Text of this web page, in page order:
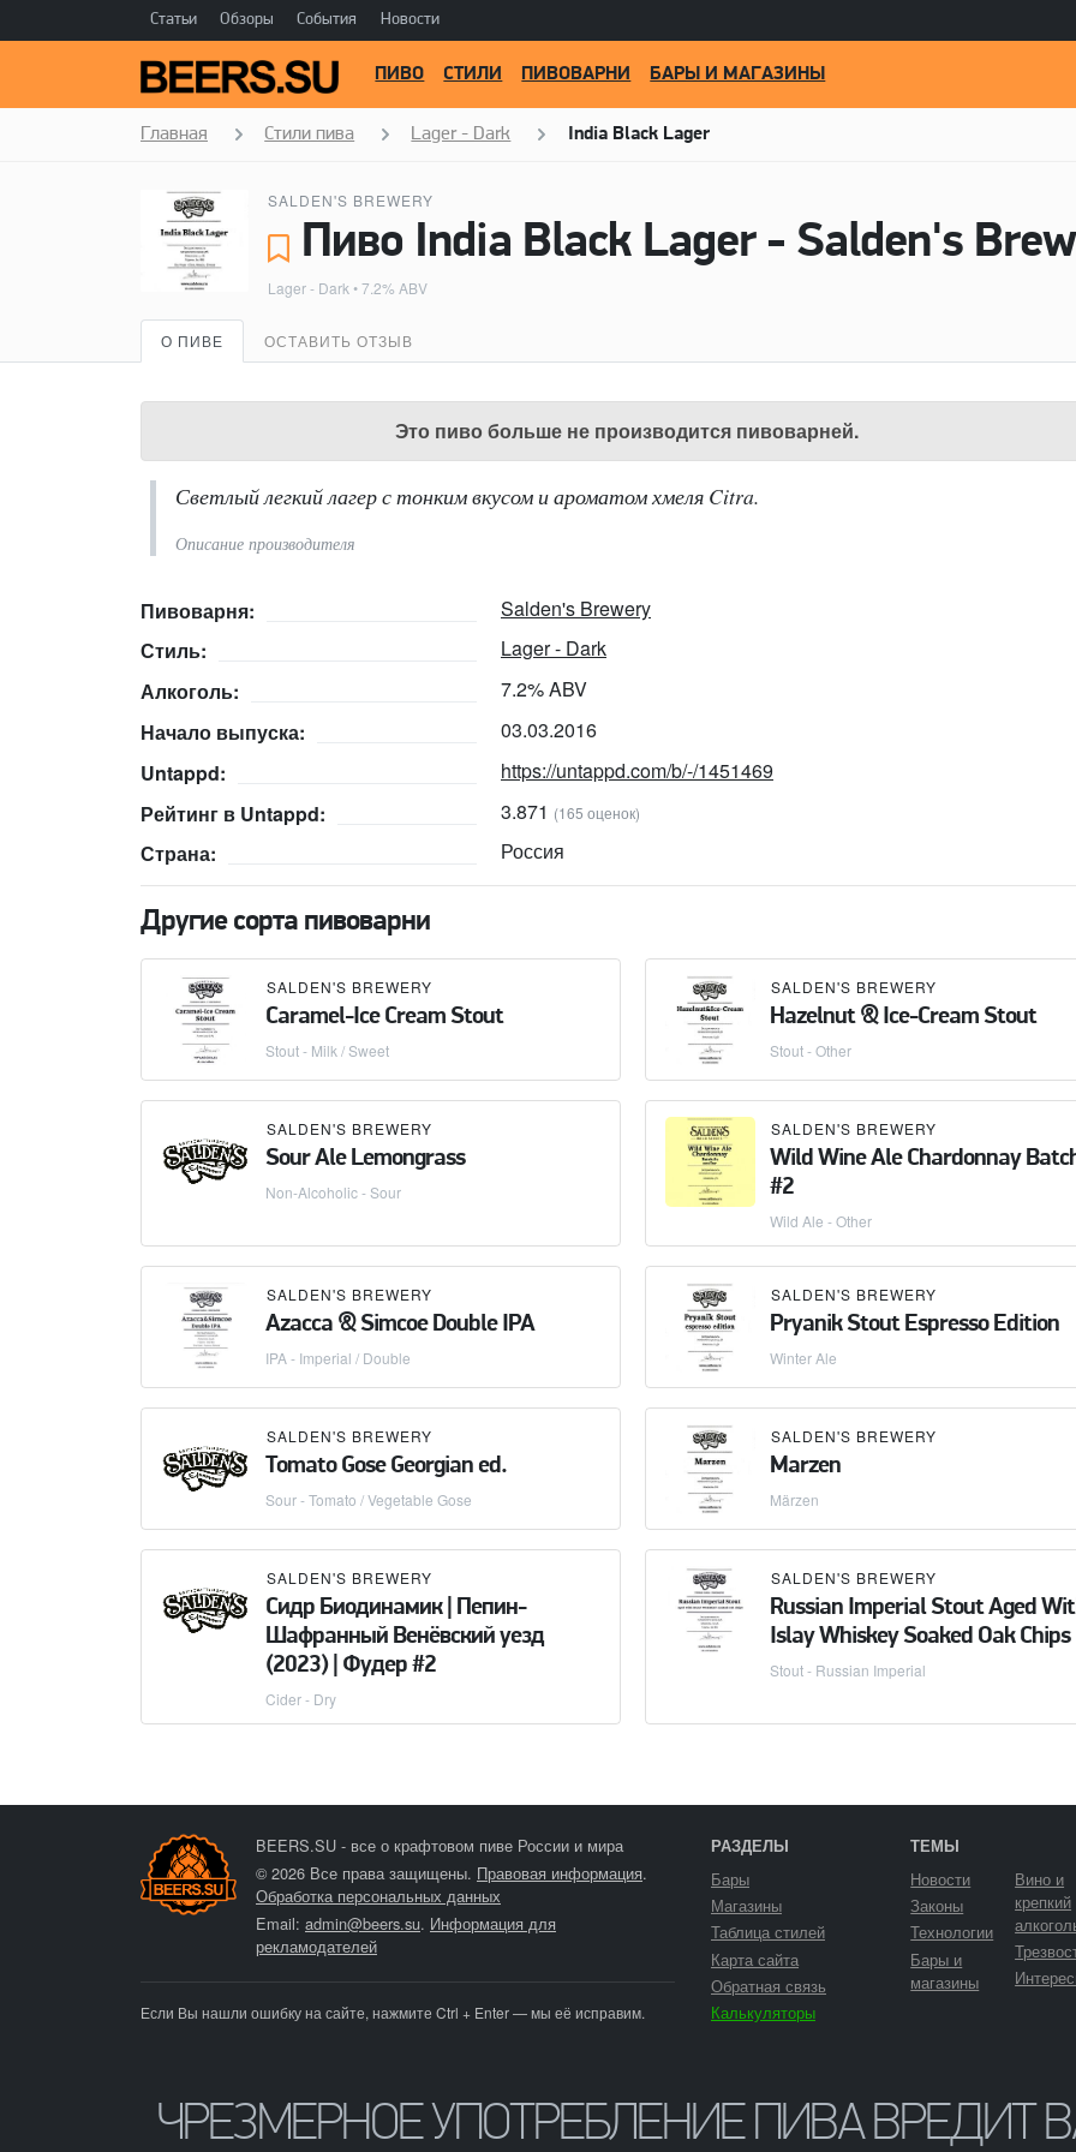
Статьи Обзоры События Новости
ПИВО СТИЛИ ПИВОВАРНИ БАРЫ И МАГАЗИНЫ
Главная Стили пива Lager - Dark India Black Lager
SALDEN'S BREWERY
Пиво India Black Lager - Salden's
Lager - Dark • 7.2% ABV
О ПИВЕ ОСТАВИТЬ ОТЗЫВ
Это пиво больше не производится пивоварней.
Светлый легкий лагер с тонким вкусом и ароматом хмеля Citra.
Описание производителя
Пивоварня:
Salden's Brewery
Стиль:
Lager - Dark
Алкоголь:
7.2% ABV
Начало выпуска:
03.03.2016
Untappd:
https://untappd.com/b/-/1451469
Рейтинг в Untappd:
3.871 (165 оценок)
Страна: Россия
Другие сорта пивоварни
SALDEN'S BREWERY
Caramel-Ice Cream Stout
Stout - Milk / Sweet
SALDEN'S BREWERY
Hazelnut & Ice-Cream Stout
Stout - Other
SALDEN'S BREWERY
Sour Ale Lemongrass
Non-Alcoholic - Sour
SALDEN'S BREWERY
Wild Wine Ale Chardonnay
#2
Wild Ale - Other
SALDEN'S BREWERY
Azacca & Simcoe Double IPA
IPA - Imperial / Double
SALDEN'S BREWERY
Pryanik Stout Espresso Edition
Winter Ale
SALDEN'S BREWERY
Tomato Gose Georgian ed.
Sour - Tomato / Vegetable Gose
SALDEN'S BREWERY
Marzen
Märzen
SALDEN'S BREWERY
Сидр Биодинамик | Пепин-
Шафранный Венёвский уезд
(2023) | Фудер #2
Cider - Dry
SALDEN'S BREWERY
Russian Imperial Stout Aged
Islay Whiskey Soaked Oak Chips
Stout - Russian Imperial
BEERS.SU - все о крафтовом пиве России и мира
© 2026 Все права защищены. Правовая информация.
Обработка персональных данных
Email: admin@beers.su. Информация для
рекламодателей
Если Вы нашли ошибку на сайте, нажмите Ctrl + Enter — мы её исправим.
РАЗДЕЛЫ
Бары
Магазины
Таблица стилей
Карта сайта
Обратная связь
Калькуляторы
ТЕМЫ
Новости
Законы
Технологии
Бары и
магазины
Вино и
крепкий
ЧРЕЗМЕРНОЕ УПОТРЕБЛЕНИЕ ПИВА ВРЕДИТ